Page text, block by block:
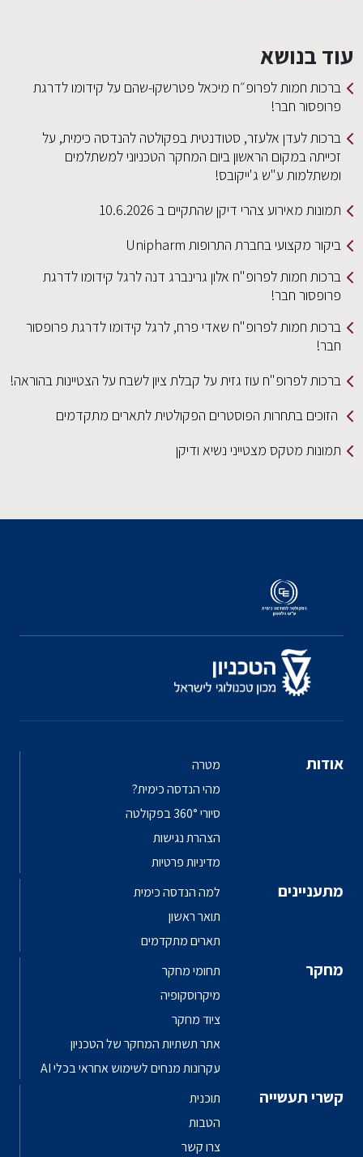
עוד בנושא
ברכות חמות לפרופ״ח מיכאל פטרשקו-שהם על קידומו לדרגת
פרופסור חבר!
ברכות לעדן אלעזר, סטודנטית בפקולטה להנדסה כימית, על
זכייתה במקום הראשון ביום המחקר הטכניוני למשתלמים
ומשתלמות ע"ש ג'ייקובס!
תמונות מאירוע צהרי דיקן שהתקיים ב 10.6.2026
ביקור מקצועי בחברת התרופות Unipharm
ברכות חמות לפרופ"ח אלון גרינברג דנה לרגל קידומו לדרגת
פרופסור חבר!
ברכות חמות לפרופ"ח שאדי פרח, לרגל קידומו לדרגת פרופסור
חבר!
ברכות לפרופ"ח עוז גזית על קבלת ציון לשבח על הצטיינות בהוראה!
הזוכים בתחרות הפוסטרים הפקולטית לתארים מתקדמים
תמונות מטקס מצטייני נשיא ודיקן
אודות
מטרה
מהי הנדסה כימית?
סיורי 360° בפקולטה
הצהרת נגישות
מדיניות פרטיות
מתעניינים
למה הנדסה כימית
תואר ראשון
תארים מתקדמים
מחקר
תחומי מחקר
מיקרוסקופיה
ציוד מחקר
אתר תשתיות המחקר של הטכניון
עקרונות מנחים לשימוש אחראי בכלי AI
קשרי תעשייה
תוכנית
הטבות
צרו קשר